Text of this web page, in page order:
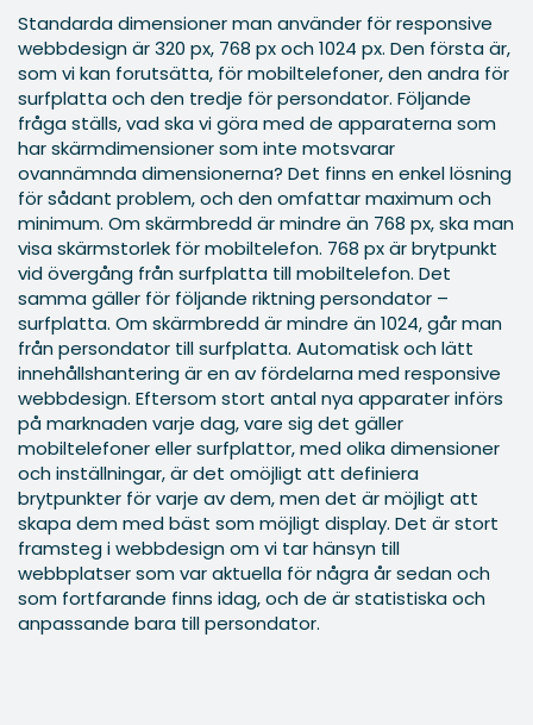
Standarda dimensioner man använder för responsive
webbdesign är 320 px, 768 px och 1024 px. Den första är,
som vi kan forutsätta, för mobiltelefoner, den andra för
surfplatta och den tredje för persondator. Följande
fråga ställs, vad ska vi göra med de apparaterna som
har skärmdimensioner som inte motsvarar
ovannämnda dimensionerna? Det finns en enkel lösning
för sådant problem, och den omfattar maximum och
minimum. Om skärmbredd är mindre än 768 px, ska man
visa skärmstorlek för mobiltelefon. 768 px är brytpunkt
vid övergång från surfplatta till mobiltelefon. Det
samma gäller för följande riktning persondator –
surfplatta. Om skärmbredd är mindre än 1024, går man
från persondator till surfplatta. Automatisk och lätt
innehållshantering är en av fördelarna med responsive
webbdesign. Eftersom stort antal nya apparater införs
på marknaden varje dag, vare sig det gäller
mobiltelefoner eller surfplattor, med olika dimensioner
och inställningar, är det omöjligt att definiera
brytpunkter för varje av dem, men det är möjligt att
skapa dem med bäst som möjligt display. Det är stort
framsteg i webbdesign om vi tar hänsyn till
webbplatser som var aktuella för några år sedan och
som fortfarande finns idag, och de är statistiska och
anpassande bara till persondator.